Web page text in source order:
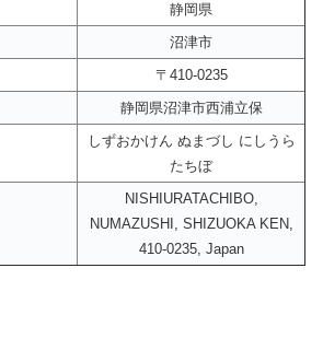
静岡県
沼津市
〒410-0235
静岡県沼津市西浦立保
しずおかけん ぬまづし にしうら
たちぼ
NISHIURATACHIBO,
NUMAZUSHI, SHIZUOKA KEN,
410-0235, Japan